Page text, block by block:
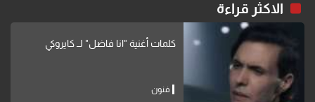
الاكثر قراءة
كلمات أغنية "انا فاضل" لــ كايروكي
فنون